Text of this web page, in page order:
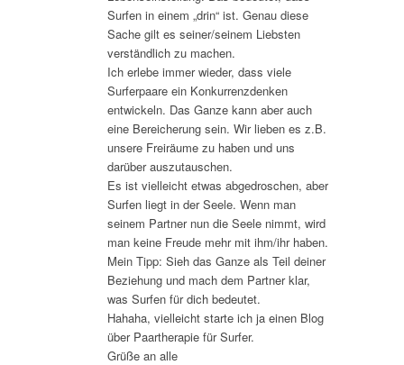
Surfen in einem „drin“ ist. Genau diese
Sache gilt es seiner/seinem Liebsten
verständlich zu machen.
Ich erlebe immer wieder, dass viele
Surferpaare ein Konkurrenzdenken
entwickeln. Das Ganze kann aber auch
eine Bereicherung sein. Wir lieben es z.B.
unsere Freiräume zu haben und uns
darüber auszutauschen.
Es ist vielleicht etwas abgedroschen, aber
Surfen liegt in der Seele. Wenn man
seinem Partner nun die Seele nimmt, wird
man keine Freude mehr mit ihm/ihr haben.
Mein Tipp: Sieh das Ganze als Teil deiner
Beziehung und mach dem Partner klar,
was Surfen für dich bedeutet.
Hahaha, vielleicht starte ich ja einen Blog
über Paartherapie für Surfer.
Grüße an alle